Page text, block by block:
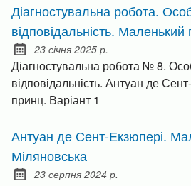
Діагностувальна робота.
відповідальність. Маленький
Posted on:
23 січня 2025 р.
Діагностувальна робота № 8.
відповідальність. Антуан де
принц. Варіант 1
Антуан де Сент-Екзюпері.
Міляновська
Posted on:
23 серпня 2024 р.